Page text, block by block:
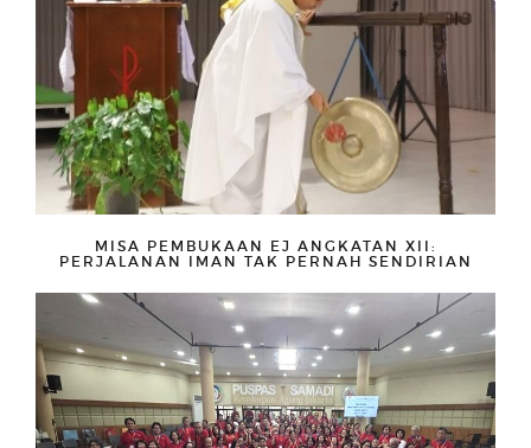
MISA PEMBUKAAN EJ ANGKATAN XII:
PERJALANAN IMAN TAK PERNAH SENDIRIAN